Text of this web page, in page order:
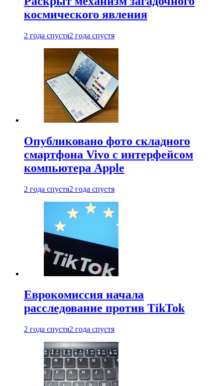
космического явления
2 года спустя2 года спустя
Опубликовано фото складного
смартфона Vivo с интерфейсом
компьютера Apple
2 года спустя2 года спустя
Еврокомиссия начала
расследование против TikTok
2 года спустя2 года спустя